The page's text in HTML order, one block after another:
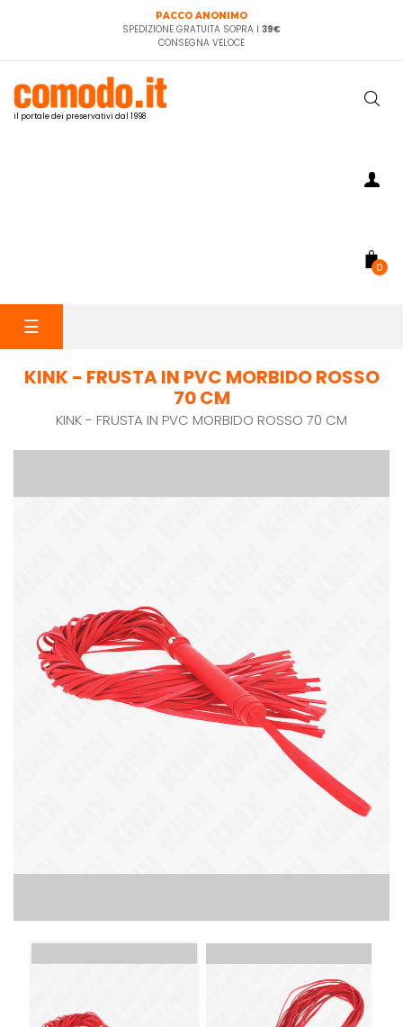
PACCO ANONIMO
SPEDIZIONE GRATUITA SOPRA I 39€
CONSEGNA VELOCE
il portale dei preservativi dal 1998
0
navigazione
☰
KINK - FRUSTA IN PVC MORBIDO ROSSO
70 CM
KINK - FRUSTA IN PVC MORBIDO ROSSO 70 CM